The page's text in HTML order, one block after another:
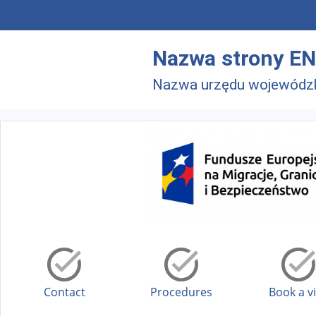
Nazwa strony EN
Nazwa urzędu
Contact Procedures Book a